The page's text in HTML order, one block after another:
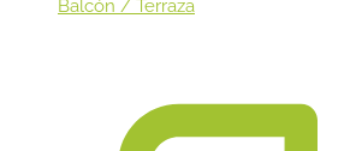
Balcón / Terraza